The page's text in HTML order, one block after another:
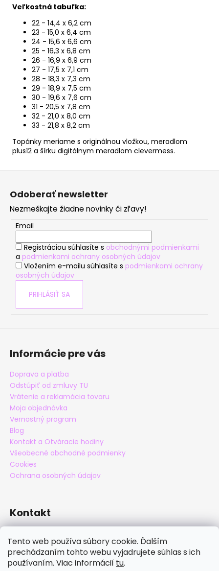
Tento web používa súbory cookie. Ďalším
prechádzaním tohto webu vyjadrujete súhlas s ich
používaním. Viac informácií tu.
Veľkostná tabuľka:
22 - 14,4 x 6,2 cm
23 - 15,0 x 6,4 cm
24 - 15,6 x 6,6 cm
25 - 16,3 x 6,8 cm
26 - 16,9 x 6,9 cm
27 - 17,5 x 7,1 cm
28 - 18,3 x 7,3 cm
29 - 18,9 x 7,5 cm
30 - 19,6 x 7,6 cm
31 - 20,5 x 7,8 cm
32 - 21,0 x 8,0 cm
33 - 21,8 x 8,2 cm
Topánky meriame s originálnou vložkou, meradlom
plus12 a šírku digitálnym meradlom clevermess.
Z
Odoberať newsletter
Nezmeškajte žiadne novinky či zľavy!
Email
Registráciou súhlasíte s obchodnými podmienkami
a podmienkami ochrany osobných údajov
Vložením e-mailu súhlasíte s podmienkami ochrany
osobných údajov
PRIHLÁSIŤ SA
Informácie pre vás
Doprava a platba
Odstúpiť od zmluvy TU
Vrátenie a reklamácia tovaru
Moja objednávka
Vernostný program
Blog
Kontakt a Otváracie hodiny
Všeobecné obchodné podmienky
Cookies
Ochrana osobných údajov
Kontakt
+421 905 838 706
maxatko
maxatko_barefoot